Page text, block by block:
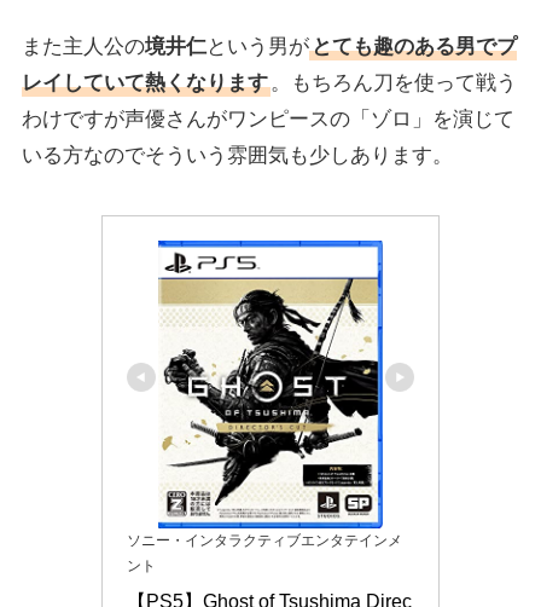
また主人公の境井仁という男がとても趣のある男でプ
レイしていて熱くなります。もちろん刀を使って戦う
わけですが声優さんがワンピースの「ゾロ」を演じて
いる方なのでそういう雰囲気も少しあります。
ソニー・インタラクティブエンタテインメ
ント
【PS5】Ghost of Tsushima Direc